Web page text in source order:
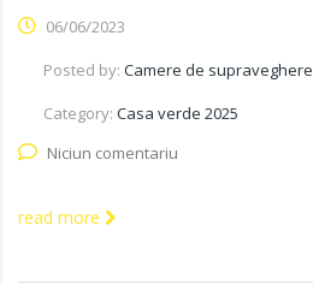
06/06/2023
Posted by: Camere de supraveghere
Category: Casa verde 2025
Niciun comentariu
read more